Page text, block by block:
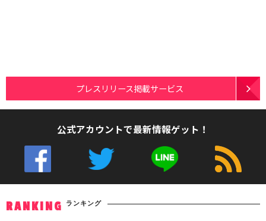
プレスリリース掲載サービス
公式アカウントで最新情報ゲット！
RANKING ランキング